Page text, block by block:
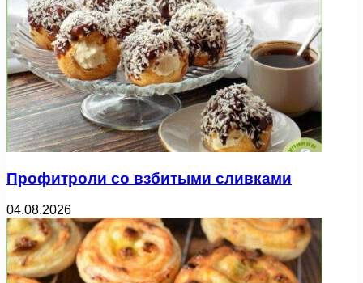
Профитроли со взбитыми сливками
04.08.2026